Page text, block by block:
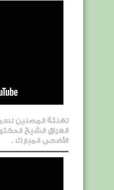
تهنئة المصلين
العراق الشيخ
الأضحى المبارك .